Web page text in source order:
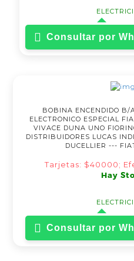
Consultar por
BOBINA ENCENDIDO B/
ELECTRONICO ESPECIAL
VIVACE DUNA UNO
DISTRIBUIDORES LUCAS
DUCELLIER ---
Tarjetas: $40000;
Hay
Consultar por